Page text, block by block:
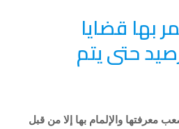
بها قضايا
حتى يتم
معرفتها والإلمام بها إلا من قبل